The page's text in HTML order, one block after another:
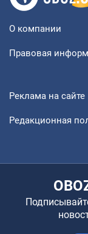
О компании
Правовая
Реклама на сайте
Редакционная